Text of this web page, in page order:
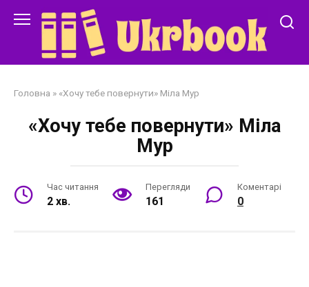
Головна » «Хочу тебе повернути» Міла Мур
«Хочу тебе повернути» Міла
Мур
Час читання
2 хв.
Перегляди
161
Коментарі
0